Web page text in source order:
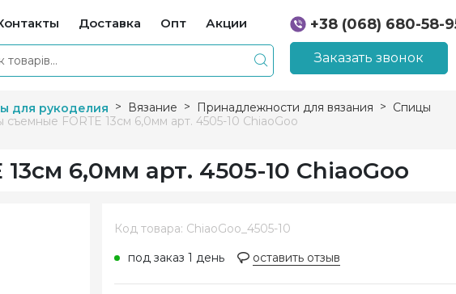
Доставка Опт Акции
+38 (068) 680-58-
+38 (066) 207-14-90
Заказать звонок
для рукоделия Вязание Принадлежности для вязания
Спицы
съемные FORTE 13см 6,0мм арт. 4505-10 ChiaoGoo
6,0мм арт. 4505-10 ChiaoGoo
Код товара: ChiaoGoo_4505-10
под заказ 1 день
оставить отзыв